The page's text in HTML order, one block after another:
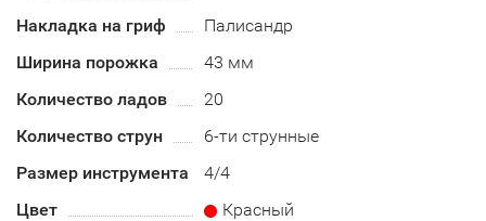
Накладка на гриф
Палисандр
Ширина порожка
43 мм
Количество ладов
20
Количество струн
6-ти струнные
Размер инструмента
4/4
Цвет
Красный